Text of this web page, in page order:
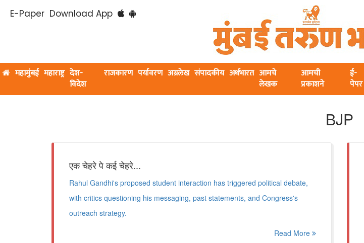
E-Paper Download App
महामुंबई महाराष्ट्र देश-
विदेश
राजकारण पर्यावरण अग्रलेख संपादकीय अर्थभारत आमचे
लेखक
आमची
प्रकाशने
ई-
पेपर
BJP
एक चेहरे पे कई चेहरे...
Rahul Gandhi's proposed student interaction has triggered political debate,
with critics questioning his messaging, past statements, and Congress's
outreach strategy.
Read More